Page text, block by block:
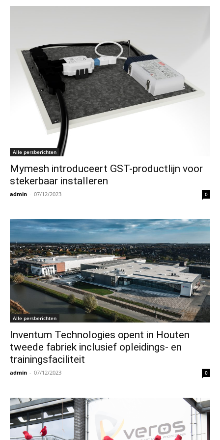
Alle persberichten
Mymesh introduceert GST-productlijn voor
stekerbaar installeren
admin - 07/12/2023 0
Alle persberichten
Inventum Technologies opent in Houten
tweede fabriek inclusief opleidings- en
trainingsfaciliteit
admin - 07/12/2023 0